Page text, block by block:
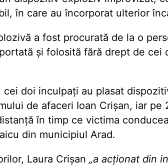
în care au încorporat ulterior
a fost procurată de la o
și folosită fără drept de
cei doi inculpați au plasat
de afaceri Ioan Crișan, iar pe
în timp ce victima
din municipiul Arad.
Laura Crișan„a acționat din